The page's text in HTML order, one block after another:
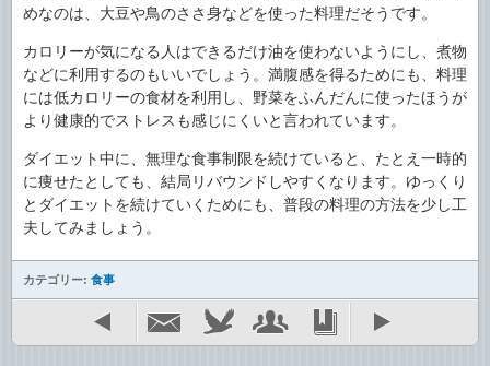
めなのは、大豆や鳥のささ身などを使った料理だそうです。
カロリーが気になる人はできるだけ油を使わないようにし、煮物
などに利用するのもいいでしょう。満腹感を得るためにも、料理
には低カロリーの食材を利用し、野菜をふんだんに使ったほうが
より健康的でストレスも感じにくいと言われています。
ダイエット中に、無理な食事制限を続けていると、たとえ一時的
に痩せたとしても、結局リバウンドしやすくなります。ゆっくり
とダイエットを続けていくためにも、普段の料理の方法を少し工
夫してみましょう。
カテゴリー: 食事